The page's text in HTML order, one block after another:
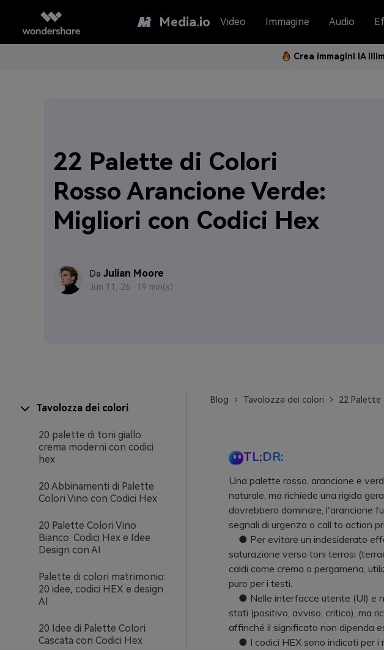
Media.io Video Immagine Audio
Crea immagini IA
22 Palette di Colori
Rosso Arancione Verde:
Migliori con Codici Hex
Da Julian Moore
Jun 11, 26 · 19 min(s)
Tavolozza dei colori
20 palette di toni giallo
crema moderni con codici
hex
20 Abbinamenti di Palette
Colori Vino con Codici Hex
20 Palette Colori Vino
Bianco: Codici Hex e Idee
Design con AI
Palette di colori matrimonio:
20 idee, codici HEX e design
AI
20 Idee di Palette Colori
Cascata con Codici Hex
Blog Tavolozza dei colori 22 Palette
TL;DR:
Una palette rosso, arancione e
naturale, ma richiede una rigida
dovrebbero dominare, l'arancione
segnali di urgenza o call to action
● Per evitare un indesiderato
saturazione verso toni terrosi
caldi come crema o pergamena,
puro per i testi.
● Nelle interfacce utente (UI) e
stati (positivo, avviso, critico), ma
affinché il significato non dipenda
● I codici HEX sono indicati per i